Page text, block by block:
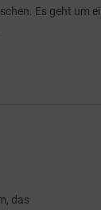
Es geht um
das